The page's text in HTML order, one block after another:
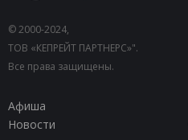
© 2000-2024,
ТОВ «КЕПРЕЙТ ПАРТНЕРС»".
Все права защищены.
Афиша
Новости